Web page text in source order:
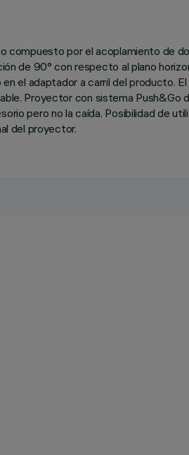
por el acoplamiento de
de 90° con respecto al plano
el adaptador a carril del producto.
Proyector con sistema Push&Go
pero no la caída. Posibilidad de
del proyector.